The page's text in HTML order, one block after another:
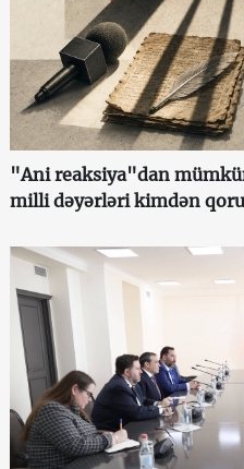
"Ani reaksiya"dan
milli dəyərləri kimdən